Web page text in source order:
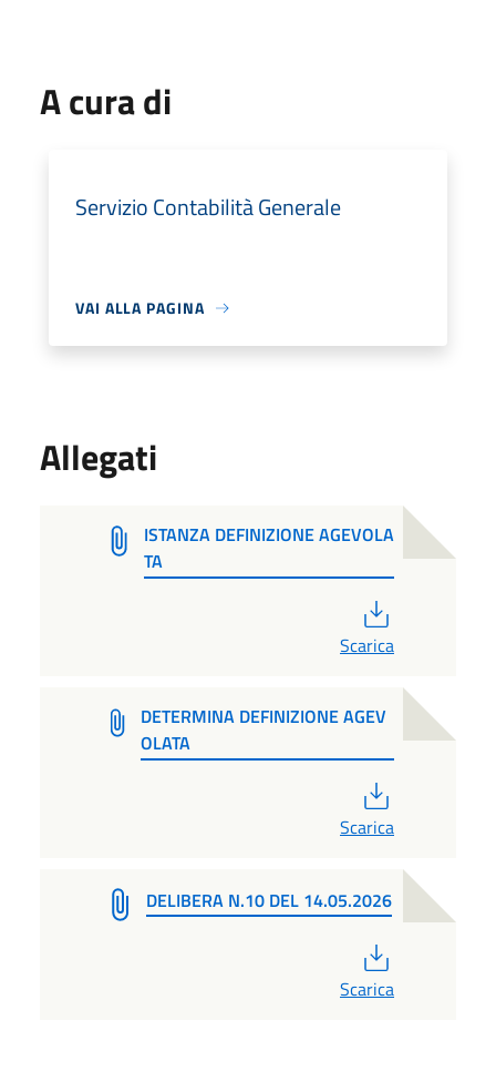
A cura di
Servizio Contabilità Generale
VAI ALLA PAGINA
Allegati
ISTANZA DEFINIZIONE AGEVOLA
TA
Scarica
DETERMINA DEFINIZIONE AGEV
OLATA
Scarica
DELIBERA N.10 DEL 14.05.2026
Scarica